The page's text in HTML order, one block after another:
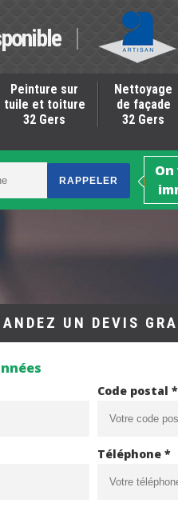
Peinture sur
tuile et toiture
32 Gers
Nettoyage
de façade
32 Gers
UN DEVIS
Code postal *
Téléphone *